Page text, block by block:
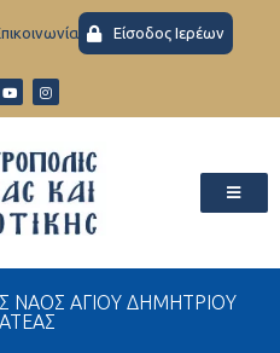
Είσοδος Ιερέων
ΝΑΟΣ ΑΓΙΟΥ ΔΗΜΗΤΡΙΟΥ